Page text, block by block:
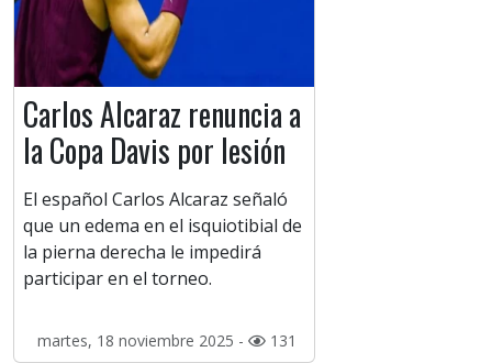
Carlos Alcaraz renuncia a
la Copa Davis por lesión
El español Carlos Alcaraz señaló
que un edema en el isquiotibial de
la pierna derecha le impedirá
participar en el torneo.
martes, 18 noviembre 2025 - 131